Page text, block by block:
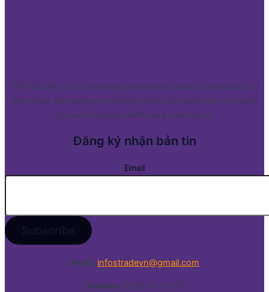
STRADEVN.com: Leveraging extensive global connections to
empower Vietnamese manufacturers and importers to reach
the world stage swiftly and seamlessly
Đăng ký nhận bản tin
Email
Email: infostradevn@gmail.com
Hotline: 0338 50 39 79